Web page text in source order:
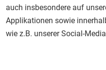
auch insbesondere auf
Applikationen sowie
wie z.B. unserer Social-